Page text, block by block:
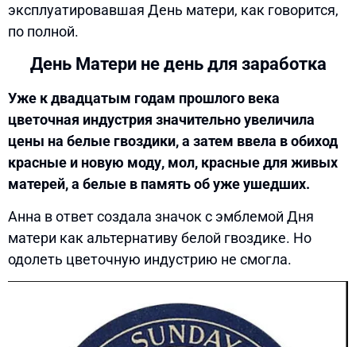
эксплуатировавшая День матери, как говорится,
по полной.
День Матери не день для заработка
Уже к двадцатым годам прошлого века
цветочная индустрия значительно увеличила
цены на белые гвоздики, а затем ввела в обиход
красные и новую моду, мол, красные для живых
матерей, а белые в память об уже ушедших.
Анна в ответ создала значок с эмблемой Дня
матери как альтернативу белой гвоздике. Но
одолеть цветочную индустрию не смогла.